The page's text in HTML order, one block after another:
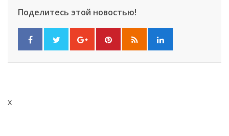
Поделитесь этой новостью!
x